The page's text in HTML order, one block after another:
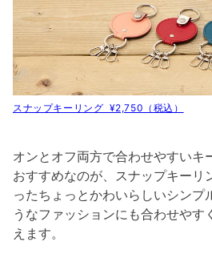
スナップキーリング ¥2,750（税込）
オンとオフ両方で合わせやすいキ
おすすめなのが、スナップキーリ
ったちょっとかわいらしいシンプ
うなファッションにも合わせやす
えます。